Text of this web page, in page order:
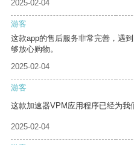
2025-02-04
游客
这款app的售后服务非常完善，遇
够放心购物。
2025-02-04
游客
这款加速器VPM应用程序已经为我
2025-02-04